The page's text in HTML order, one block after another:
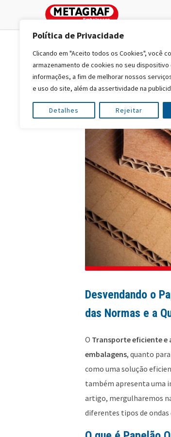
Política de Privacidade
Clicando em "Aceito todos os Cookies", você
armazenamento de cookies no seu dispositivo
informações, a fim de melhorar nossos
e uso do site, além da assertividade na
Detalhes Rejeitar
Desvendando o
das Normas e a
O Transporte eficiente
embalagens, quanto para
como uma solução
também apresenta uma
artigo, mergulharemos
diferentes tipos de